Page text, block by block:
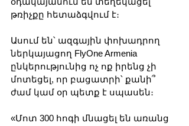
թռիչքը հետաձգվում է։
Ասում են՝ ազգային փոխադրող
ներկայացող FlyOne Armenia
ընկերությունից ոչ ոք իրենց չի
մոտեցել, որ բացատրի՝ քանի՞
ժամ կամ օր պետք է սպասեն։
«Մոտ 300 հոգի մնացել են առանց